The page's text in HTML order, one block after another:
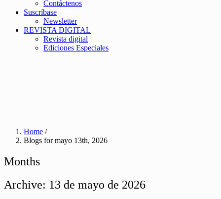
Contáctenos
Suscríbase
Newsletter
REVISTA DIGITAL
Revista digital
Ediciones Especiales
Home /
Blogs for mayo 13th, 2026
Months
Archive: 13 de mayo de 2026